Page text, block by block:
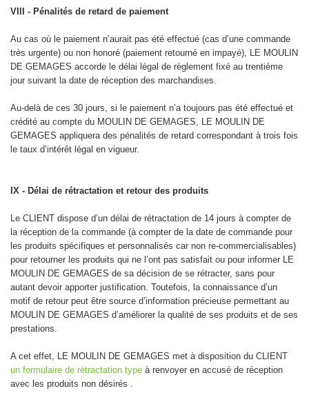
VIII - Pénalités de retard de paiement
Au cas où le paiement n’aurait pas été effectué (cas d’une commande
très urgente) ou non honoré (paiement retourné en impayé), LE MOULIN
DE GEMAGES accorde le délai légal de règlement fixé au trentième
jour suivant la date de réception des marchandises.
Au-delà de ces 30 jours, si le paiement n’a toujours pas été effectué et
crédité au compte du MOULIN DE GEMAGES, LE MOULIN DE
GEMAGES appliquera des pénalités de retard correspondant à trois fois
le taux d’intérêt légal en vigueur.
IX - Délai de rétractation et retour des produits
Le CLIENT dispose d’un délai de rétractation de 14 jours à compter de
la réception de la commande (à compter de la date de commande pour
les produits spécifiques et personnalisés car non re-commercialisables)
pour retourner les produits qui ne l’ont pas satisfait ou pour informer LE
MOULIN DE GEMAGES de sa décision de se rétracter, sans pour
autant devoir apporter justification. Toutefois, la connaissance d’un
motif de retour peut être source d’information précieuse permettant au
MOULIN DE GEMAGES d’améliorer la qualité de ses produits et de ses
prestations.
A cet effet, LE MOULIN DE GEMAGES met à disposition du CLIENT
un formulaire de rétractation type à renvoyer en accusé de réception
avec les produits non désirés .